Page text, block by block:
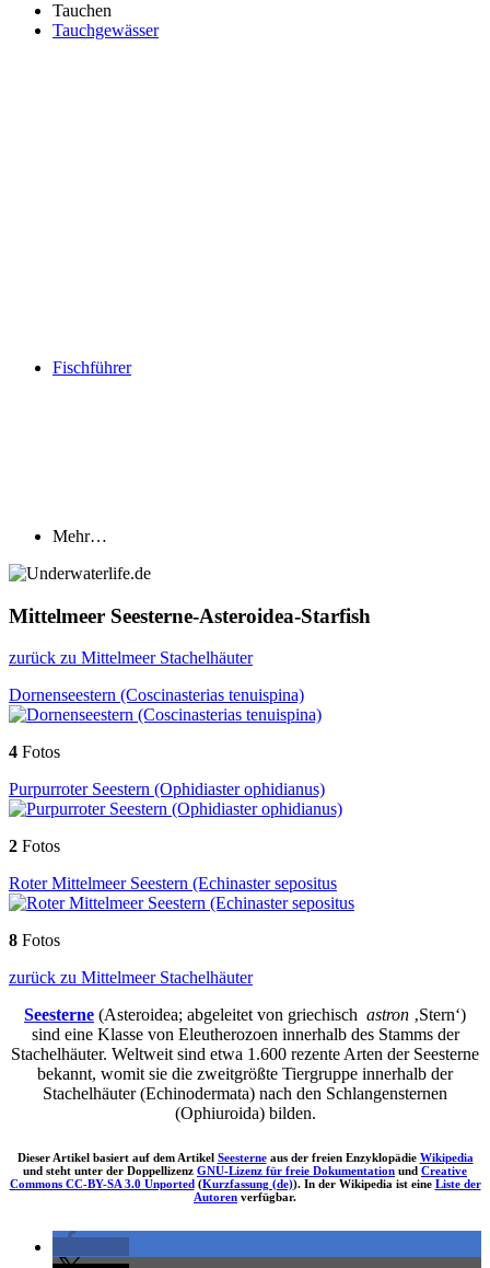
Tauchen
Tauchgewässer
Fischführer
Mehr…
Mittelmeer Seesterne-Asteroidea-Starfish
zurück zu Mittelmeer Stachelhäuter
Dornenseestern (Coscinasterias tenuispina)
4 Fotos
Purpurroter Seestern (Ophidiaster ophidianus)
2 Fotos
Roter Mittelmeer Seestern (Echinaster sepositus
8 Fotos
zurück zu Mittelmeer Stachelhäuter
Seesterne (Asteroidea; abgeleitet von griechisch astron ‚Stern‘)
sind eine Klasse von Eleutherozoen innerhalb des Stamms der
Stachelhäuter. Weltweit sind etwa 1.600 rezente Arten der Seesterne
bekannt, womit sie die zweitgrößte Tiergruppe innerhalb der
Stachelhäuter (Echinodermata) nach den Schlangensternen
(Ophiuroida) bilden.
Dieser Artikel basiert auf dem Artikel Seesterneaus der freien Enzyklopädie Wikipedia
und steht unter der Doppellizenz GNU-Lizenz für freie Dokumentation und Creative
Commons CC-BY-SA 3.0 Unported(Kurzfassung (de)). In der Wikipedia ist eine Liste der
Autoren verfügbar.